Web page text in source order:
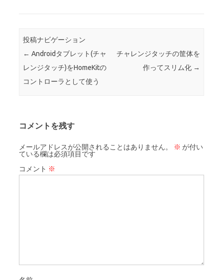
投稿ナビゲーション
← Androidタブレット(チャ
レンジタッチ)をHomeKitの
コントローラとして使う
チャレンジタッチの筐体を
作ってスリム化 →
コメントを残す
メールアドレスが公開されることはありません。 ※ が付い
ている欄は必須項目です
コメント ※